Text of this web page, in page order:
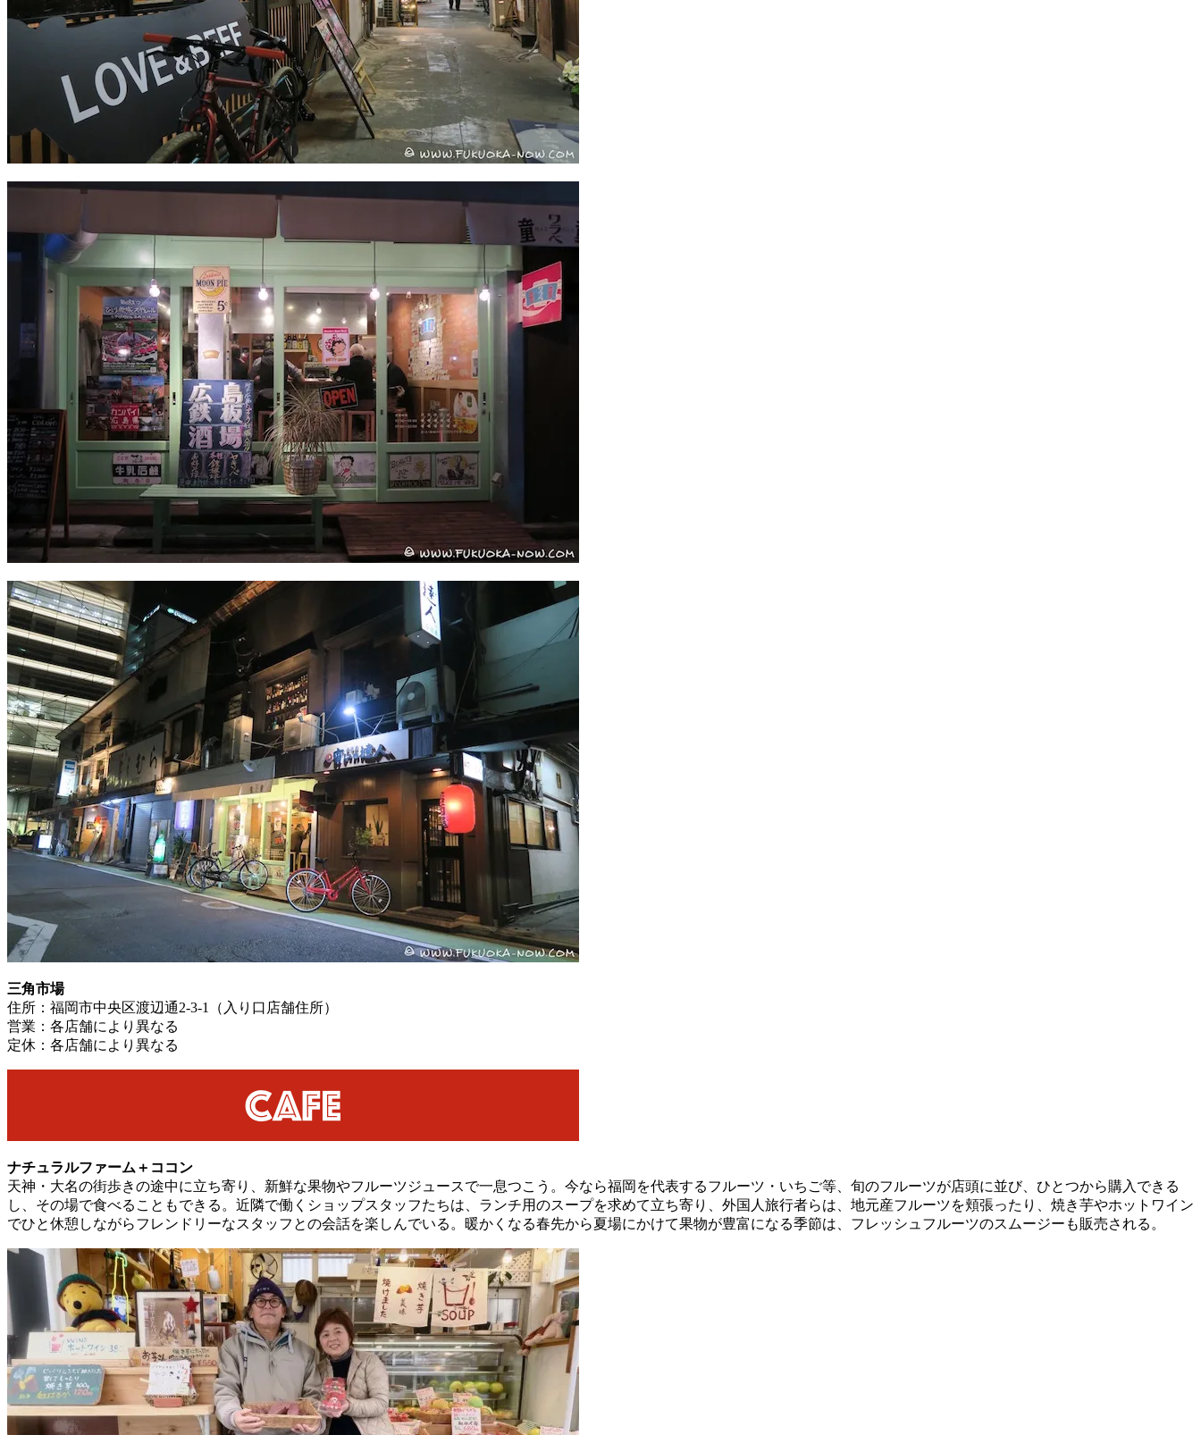
三角市場
住所：福岡市中央区渡辺通2-3-1（入り口店舗住所）
営業：各店舗により異なる
定休：各店舗により異なる
ナチュラルファーム＋ココン
天神・大名の街歩きの途中に立ち寄り、新鮮な果物やフルーツジュースで一息つこう。今なら福岡を代表するフルーツ・いちご等、旬のフルーツが店頭に並び、ひとつから購入できる
し、その場で食べることもできる。近隣で働くショップスタッフたちは、ランチ用のスープを求めて立ち寄り、外国人旅行者らは、地元産フルーツを頬張ったり、焼き芋やホットワイン
でひと休憩しながらフレンドリーなスタッフとの会話を楽しんでいる。暖かくなる春先から夏場にかけて果物が豊富になる季節は、フレッシュフルーツのスムージーも販売される。